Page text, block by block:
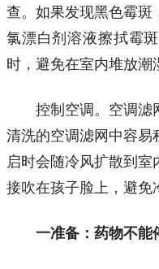
查。如果发现黑色霉斑
氯漂白剂溶液擦拭霉
时，避免在室内堆放潮
控制空调。空调
清洗的空调滤网中容易
启时会随冷风扩散到
接吹在孩子脸上，避免
一准备：药物不能